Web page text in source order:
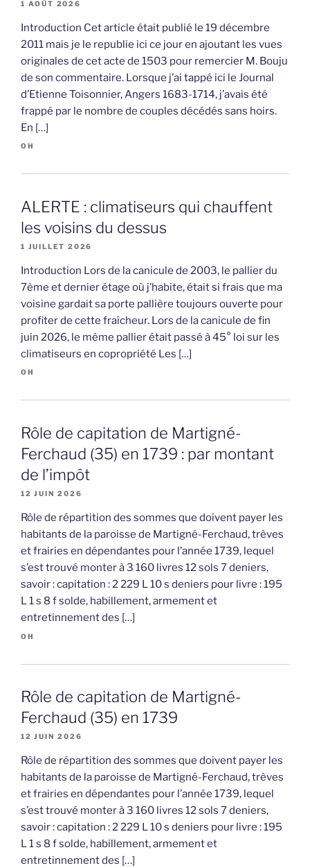
1 AOÛT 2026
Introduction Cet article était publié le 19 décembre
2011 mais je le republie ici ce jour en ajoutant les vues
originales de cet acte de 1503 pour remercier M. Bouju
de son commentaire. Lorsque j’ai tappé ici le Journal
d’Etienne Toisonnier, Angers 1683-1714, j’avais été
frappé par le nombre de couples décédés sans hoirs.
En […]
OH
ALERTE : climatiseurs qui chauffent
les voisins du dessus
1 JUILLET 2026
Introduction Lors de la canicule de 2003, le pallier du
7ème et dernier étage où j’habite, était si frais que ma
voisine gardait sa porte pallière toujours ouverte pour
profiter de cette fraîcheur. Lors de la canicule de fin
juin 2026, le même pallier était passé à 45° loi sur les
climatiseurs en copropriété Les […]
OH
Rôle de capitation de Martigné-
Ferchaud (35) en 1739 : par montant
de l’impôt
12 JUIN 2026
Rôle de répartition des sommes que doivent payer les
habitants de la paroisse de Martigné-Ferchaud, trèves
et frairies en dépendantes pour l’année 1739, lequel
s’est trouvé monter à 3 160 livres 12 sols 7 deniers,
savoir : capitation : 2 229 L 10 s deniers pour livre : 195
L 1 s 8 f solde, habillement, armement et
entretinnement des […]
OH
Rôle de capitation de Martigné-
Ferchaud (35) en 1739
12 JUIN 2026
Rôle de répartition des sommes que doivent payer les
habitants de la paroisse de Martigné-Ferchaud, trèves
et frairies en dépendantes pour l’année 1739, lequel
s’est trouvé monter à 3 160 livres 12 sols 7 deniers,
savoir : capitation : 2 229 L 10 s deniers pour livre : 195
L 1 s 8 f solde, habillement, armement et
entretinnement des […]